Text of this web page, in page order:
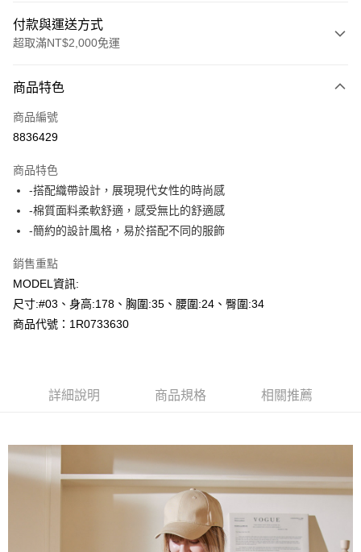
付款與運送方式
超取滿NT$2,000免運
信用卡一次付款
超商取貨付款
Apple Pay
悠遊付
AFTEE先享後付
相關說明
AFTEE先享後付是「在收到商品之後才付款」的支付方式。 讓您購物簡單
３．安心：先確認商品／服務後，再付款。
結帳頁面，進行簡訊認證並確認金額後，即可完成結帳。
２．訂單成立數日內，您將收到繳費通知簡訊。
３．收到繳費通知簡訊後14天內，點擊此簡訊中的連結，可透過四大超商／
ATM／網路銀行／等多元方式進行付款，方視為交易完成。
※ 請注意：結帳手續完成當下不需立刻繳費，但若您需要取消訂單，請聯絡
購買商品的店家。未經商家同意取消之訂單仍視為有效，需透過AFTEE先享
※ 交易是否成功請以「AFTEE先享後付 」之結帳頁面顯示為準，若有關於
每筆NT$60，滿NT$2,000(含以上)免運費
每筆NT$60，滿NT$2,000(含以上)免運費
商品特色
商品編號
8836429
商品特色
-搭配織帶設計，展現現代女性的時尚感
-棉質面料柔軟舒適，感受無比的舒適感
-簡約的設計風格，易於搭配不同的服飾
銷售重點
MODEL資訊:
尺寸:#03、身高:178、胸圍:35、腰圍:24、臀圍:34
商品代號：1R0733630
詳細說明 商品規格 相關推薦